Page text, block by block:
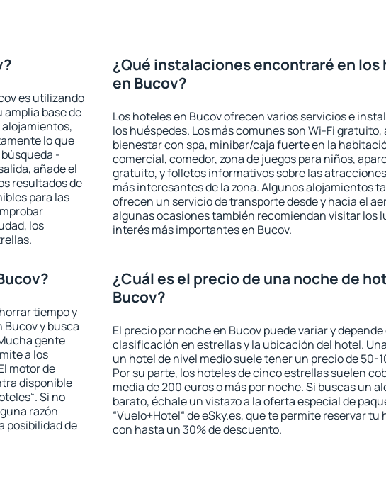
es utilizando
amplia base de
lo que
-
añade el
resultados de
para las
los
¿Qué instalaciones encontraré en los
en Bucov?
Los hoteles en Bucov ofrecen varios servicios e
los huéspedes. Los más comunes son Wi-Fi gratuito,
bienestar con spa, minibar/caja fuerte en la
comercial, comedor, zona de juegos para niños,
gratuito, y folletos informativos sobre las
más interesantes de la zona. Algunos alojamientos
ofrecen un servicio de transporte desde y hacia el
algunas ocasiones también recomiendan visitar los
interés más importantes en Bucov.
tiempo y
Bucov y busca
gente
a los
motor de
disponible
Si no
razón
posibilidad de
¿Cuál es el precio de una noche de
Bucov?
El precio por noche en Bucov puede variar y depende
clasificación en estrellas y la ubicación del hotel.
un hotel de nivel medio suele tener un precio de 50-
Por su parte, los hoteles de cinco estrellas suelen
media de 200 euros o más por noche. Si buscas un
barato, échale un vistazo a la oferta especial de
“Vuelo+Hotel“ de eSky.es, que te permite reservar tu
con hasta un 30% de descuento.